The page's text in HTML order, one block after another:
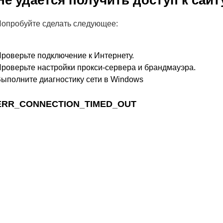
сделать следующее:
подключение к Интернету.
настройки прокси-сервера и брандмауэра.
диагностику сети в Windows